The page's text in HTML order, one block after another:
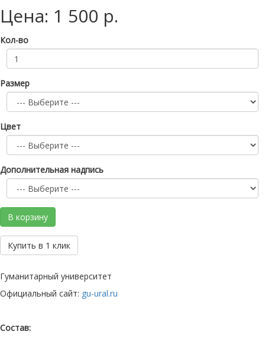
Цена: 1 500 р.
Кол-во
Размер
Цвет
Дополнительная надпись
В корзину
Купить в 1 клик
Гуманитарный университет
Официальный сайт: gu-ural.ru
Состав: